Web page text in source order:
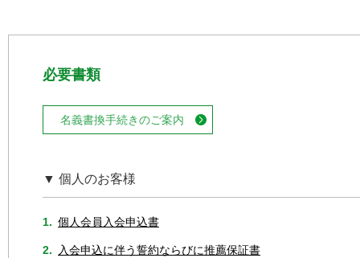
必要書類
名義書換手続きのご案内
▼ 個人のお客様
1. 個人会員入会申込書
2. 入会申込に伴う誓約ならびに推薦保証書